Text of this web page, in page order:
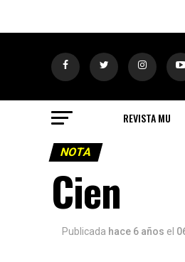
REVISTA MU
NOTA
Cien
Publicada hace 6 años el